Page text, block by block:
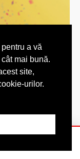
a vă
mai bună.
site,
urilor.